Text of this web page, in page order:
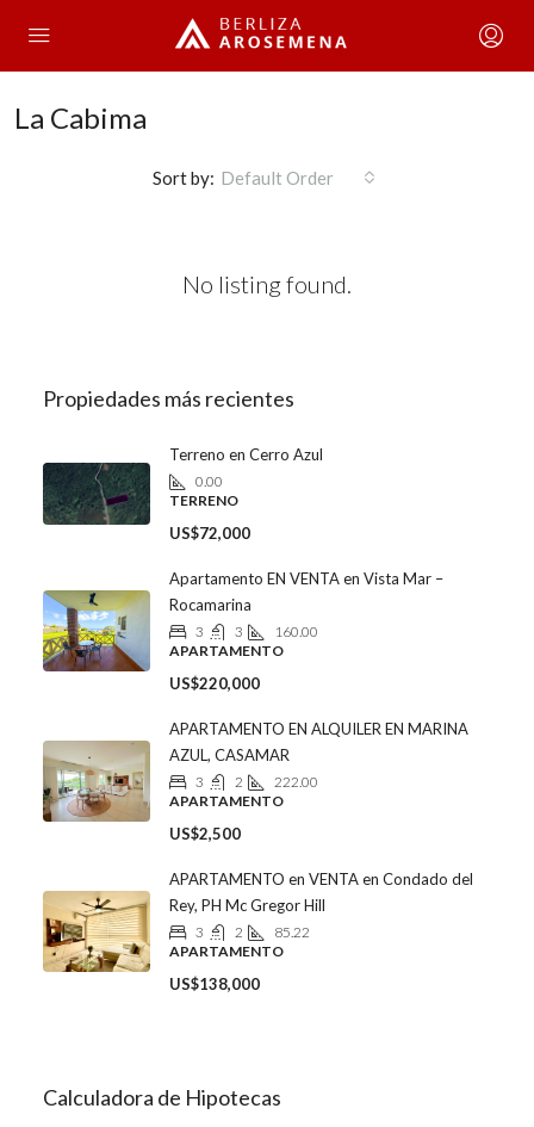
La Cabima
Sort by: Default Order
No listing found.
Propiedades más recientes
Terreno en Cerro Azul
0.00
TERRENO
US$72,000
Apartamento EN VENTA en Vista Mar –
Rocamarina
3 3
160.00
APARTAMENTO
US$220,000
APARTAMENTO EN ALQUILER EN MARINA
AZUL, CASAMAR
3 2
222.00
APARTAMENTO
US$2,500
APARTAMENTO en VENTA en Condado del
Rey, PH Mc Gregor Hill
3 2
85.22
APARTAMENTO
US$138,000
Calculadora de Hipotecas